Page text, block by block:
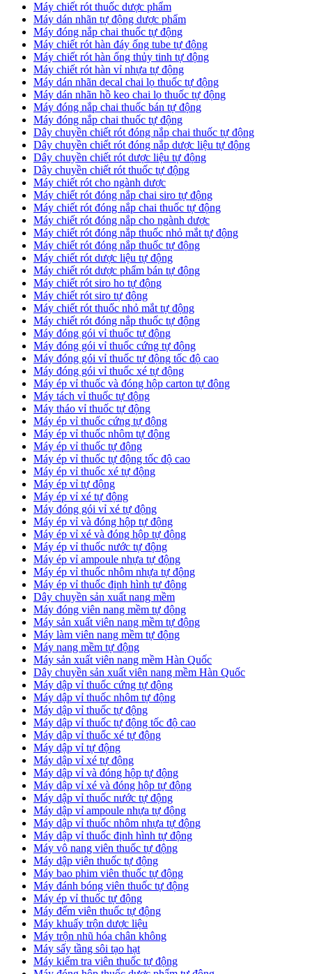
Máy chiết rót thuốc dược phẩm
Máy dán nhãn tự động dược phẩm
Máy đóng nắp chai thuốc tự động
Máy chiết rót hàn đáy ống tube tự động
Máy chiết rót hàn ống thủy tinh tự động
Máy chiết rót hàn vỉ nhựa tự động
​Máy dán nhãn decal chai lọ thuốc tự động
Máy dán nhãn hồ keo chai lọ thuốc tự động
Máy đóng nắp chai thuốc bán tự động
Máy đóng nắp chai thuốc tự động
Dây chuyền chiết rót đóng nắp chai thuốc tự động
​Dây chuyền chiết rót đóng nắp dược liệu tự động
Dây chuyền chiết rót dược liệu tự động
​Dây chuyền chiết rót thuốc tự động
Máy chiết rót cho ngành dược
​Máy chiết rót đóng nắp chai siro tự động
​Máy chiết rót đóng nắp chai thuốc tự động
​Máy chiết rót đóng nắp cho ngành dược
​Máy chiết rót đóng nắp thuốc nhỏ mắt tự động
​Máy chiết rót đóng nắp thuốc tự động
​Máy chiết rót dược liệu tự động
Máy chiết rót dược phẩm bán tự động
​Máy chiết rót siro ho tự động
​Máy chiết rót siro tự động
​Máy chiết rót thuốc nhỏ mắt tự động
​Máy chiết rót đóng nắp thuốc tự động
​Máy đóng gói vỉ thuốc tự động
Máy đóng gói vỉ thuốc cứng tự động
Máy đóng gói vỉ thuốc tự động tốc độ cao
Máy đóng gói vỉ thuốc xé tự động
​Máy ép vỉ thuốc và đóng hộp carton tự động
​Máy tách vỉ thuốc tự động
​Máy tháo vỉ thuốc tự động
​Máy ép vỉ thuốc cứng tự động
Máy ép vỉ thuốc nhôm tự động
Máy ép vỉ thuốc tự động​
​Máy ép vỉ thuốc tự động tốc độ cao
​Máy ép vỉ thuốc xé tự động
​Máy ép vỉ tự động
​Máy ép vỉ xé tự động
​Máy đóng gói vỉ xé tự động
​Máy ép vỉ và đóng hộp tự động
​Máy ép vỉ xé và đóng hộp tự động
​Máy ép vỉ thuốc nước tự động
​Máy ép vỉ ampoule nhựa tự động
Máy ép vỉ thuốc nhôm nhựa tự động
​Máy ép vỉ thuốc định hình tự động
​Dây chuyền sản xuất nang mềm
Máy đóng viên nang mềm tự động
​Máy sản xuất viên nang mềm tự động
Máy làm viên nang mềm tự động
Máy nang mềm tự động
​Máy sản xuất viên nang mềm Hàn Quốc
​Dây chuyền sản xuất viên nang mềm Hàn Quốc
Máy dập vỉ thuốc cứng tự động
Máy dập vỉ thuốc nhôm tự động
Máy dập vỉ thuốc tự động​
​Máy dập vỉ thuốc tự động tốc độ cao
Máy dập vỉ thuốc xé tự động
​Máy dập vỉ tự động
​Máy dập vỉ xé tự động
​Máy dập vỉ và đóng hộp tự động
​Máy dập vỉ xé và đóng hộp tự động
​Máy dập vỉ thuốc nước tự động
Máy dập vỉ ampoule nhựa tự động
Máy dập vỉ thuốc nhôm nhựa tự động
Máy dập vỉ thuốc định hình tự động
Máy vô nang viên thuốc tự động
Máy dập viên thuốc tự động
Máy bao phim viên thuốc tự động
Máy đánh bóng viên thuốc tự động
Máy ép vỉ thuốc tự động
Máy đếm viên thuốc tự động
Máy khuấy trộn dược liệu
Máy trộn nhũ hóa chân không
Máy sấy tầng sôi tạo hạt
Máy kiểm tra viên thuốc tự động